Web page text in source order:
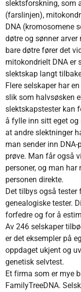
slektsforskning, som
(farslinjen),
DNA (kromosomene
døtre og sønner
bare døtre fører det
mitokondrielt DNA er
slektskap langt
Flere selskaper har
slik som halvsøsken
slektskapstester kan
å fylle inn sitt eget
at andre slektninger
man sender inn
prøve. Man får også
personer, og man
personen direkte.
Det tilbys også
genealogiske tester.
forfedre og for å
Av 246 selskaper
er det eksempler på
oppdaget ukjent og
genetisk selvtest.
Et firma som er mye
FamilyTreeDNA.